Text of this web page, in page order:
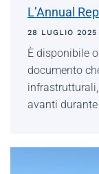
L’Annual
28 LUGLIO 2025
È disponibile
documento
avanti durante